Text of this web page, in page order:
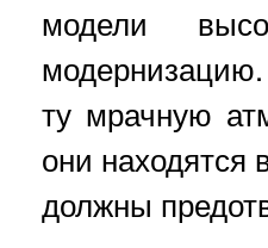
модели
ту мрачную
они находятся
должны